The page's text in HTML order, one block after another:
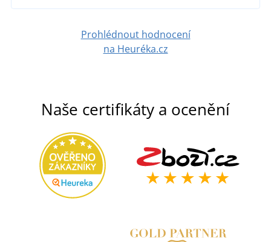
Prohlédnout hodnocení
na Heuréka.cz
Naše certifikáty a ocenění